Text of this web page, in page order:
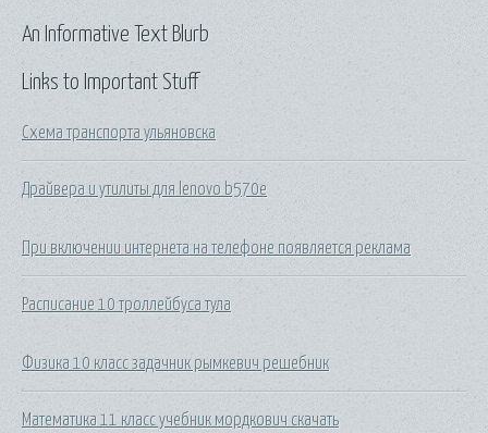
Links to Important Stuff
Схема транспорта ульяновска
Драйвера и утилиты для lenovo b570e
При включении интернета на телефоне появляется реклама
Расписание 10 троллейбуса тула
Физика 10 класс задачник рымкевич решебник
Математика 11 класс учебник мордкович скачать
An Informative Text Blurb